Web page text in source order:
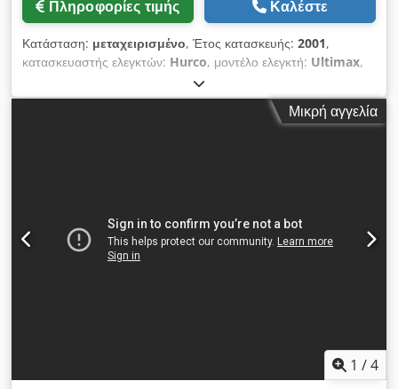
χωρητικότητας 30 εργαλείων. Τεχνικές προδιαγραφές Ψυκτικό
διαμέσου του άξονα: Ναι
Ταχύτητα προώθησης (X/Y/Z): 30 m/min Credpfx
m/min Επιπλέον εξοπλισμός • Μετρητής εργαλείων Renishaw
• Μετρητής τεμαχίων Renishaw • Συσκευές σύσφιξης/Σετ
σύσφιξης τεμαχίων Τεχνικά χαρακτηριστικά Κώνος ατράκτου SK
Πληροφορίες τιμής Καλέστε
Κατάσταση: μεταχειρισμένο, Έτος κατασκευής: 2001,
κατασκευαστής ελεγκτών: Hurco, μοντέλο ελεγκτή: Ultimax,
_____ Περιγραφή: Άξονας: Τεχνολογία: Άξονας με ιμάντα
Ταχύτητα περιστροφής: 10.000 στροφές/λεπτό Σύστημα
συγκράτησης εργαλείων: SK40 Εργοστασιακός πάγκος:
Προετοιμασία για διεπαφή με αισθητήρα μέτρησης, Renishaw
4ος άξονας: Lehmann EA-410 Λειτουργία ρύθμισης:
Ηλεκτρονικός χειροτροχός Υποδοχές εργαλείων: Διάφορες
Μικρή αγγελία
1 /4